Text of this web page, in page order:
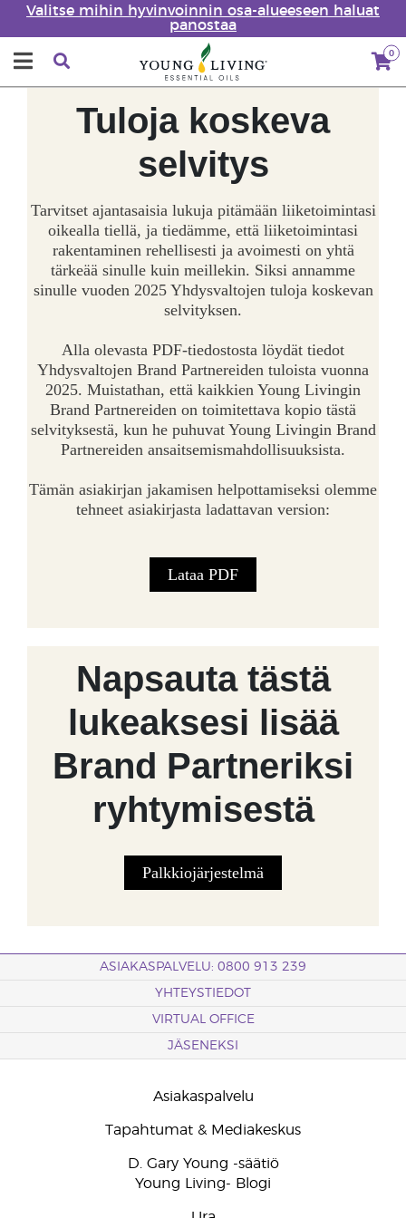
Valitse mihin hyvinvoinnin osa-alueeseen haluat
panostaa
0
Tuloja koskeva
selvitys
Tarvitset ajantasaisia lukuja pitämään liiketoimintasi
oikealla tiellä, ja tiedämme, että liiketoimintasi
rakentaminen rehellisesti ja avoimesti on yhtä
tärkeää sinulle kuin meillekin. Siksi annamme
sinulle vuoden 2025 Yhdysvaltojen tuloja koskevan
selvityksen.
Alla olevasta PDF-tiedostosta löydät tiedot
Yhdysvaltojen Brand Partnereiden tuloista vuonna
2025. Muistathan, että kaikkien Young Livingin
Brand Partnereiden on toimitettava kopio tästä
selvityksestä, kun he puhuvat Young Livingin Brand
Partnereiden ansaitsemismahdollisuuksista.
Tämän asiakirjan jakamisen helpottamiseksi olemme
tehneet asiakirjasta ladattavan version:
Lataa PDF
Napsauta tästä
lukeaksesi lisää
Brand Partneriksi
ryhtymisestä
Palkkiojärjestelmä
ASIAKASPALVELU: 0800 913 239
YHTEYSTIEDOT
VIRTUAL OFFICE
JÄSENEKSI
Asiakaspalvelu
Tapahtumat & Mediakeskus
D. Gary Young -säätiö
Young Living- Blogi